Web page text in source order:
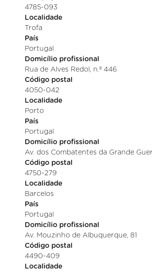
4785-093
Localidade
Trofa
País
Portugal
Domicílio profissional
Rua de Alves Redol, n.º 446
Código postal
4050-042
Localidade
Porto
País
Portugal
Domicílio profissional
Av. dos Combatentes da Grande
Código postal
4750-279
Localidade
Barcelos
País
Portugal
Domicílio profissional
Av. Mouzinho de Albuquerque, 81
Código postal
4490-409
Localidade